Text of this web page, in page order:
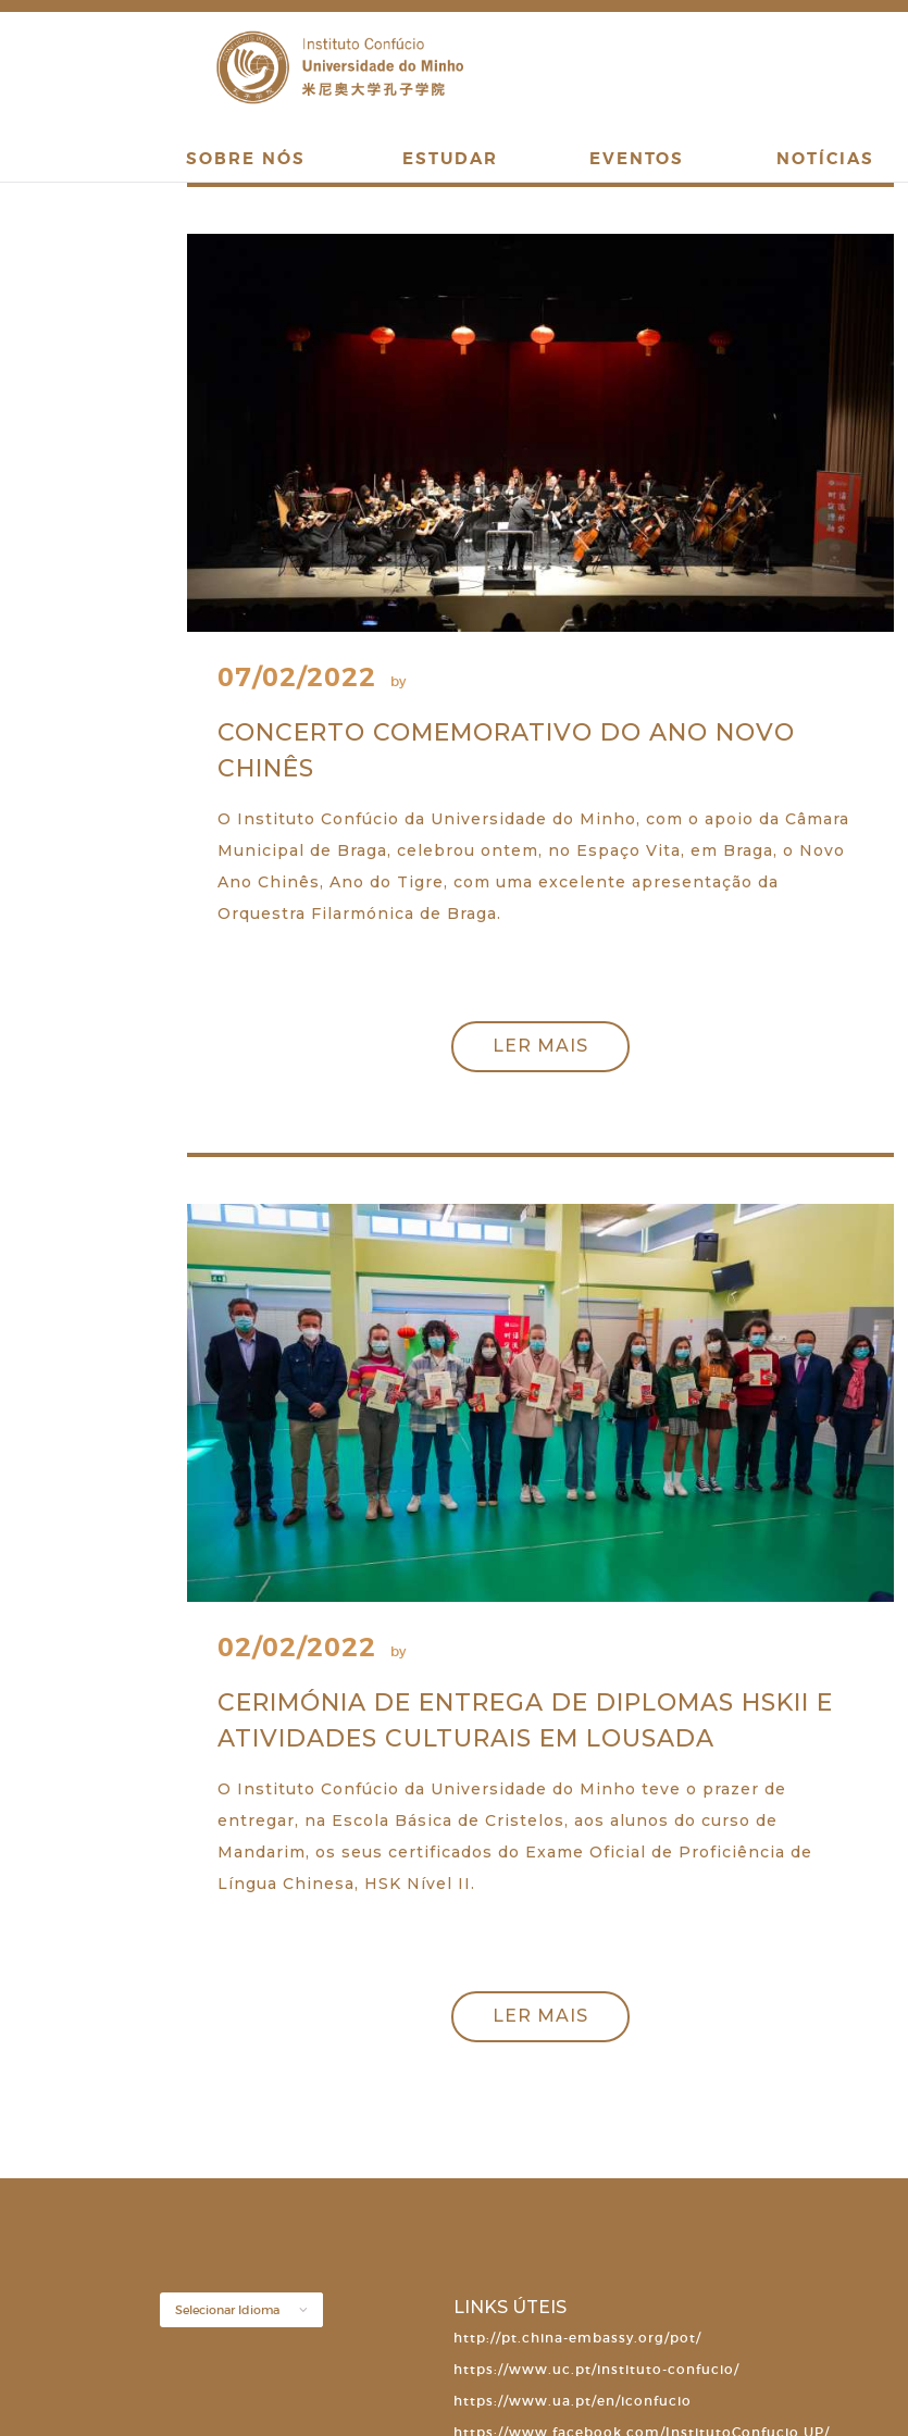
SOBRE NÓS ESTUDAR EVENTOS NOTÍCIAS
07/02/2022 by
CONCERTO COMEMORATIVO DO ANO NOVO
CHINÊS
O Instituto Confúcio da Universidade do Minho, com o apoio da Câmara
Municipal de Braga, celebrou ontem, no Espaço Vita, em Braga, o Novo
Ano Chinês, Ano do Tigre, com uma excelente apresentação da
Orquestra Filarmónica de Braga.
LER MAIS
02/02/2022 by
CERIMÓNIA DE ENTREGA DE DIPLOMAS HSKII E
ATIVIDADES CULTURAIS EM LOUSADA
O Instituto Confúcio da Universidade do Minho teve o prazer de
entregar, na Escola Básica de Cristelos, aos alunos do curso de
Mandarim, os seus certificados do Exame Oficial de Proficiência de
Língua Chinesa, HSK Nível II.
LER MAIS
LINKS ÚTEIS
http://pt.china-embassy.org/pot/
https://www.uc.pt/instituto-confucio/
https://www.ua.pt/en/iconfucio
https://www.facebook.com/InstitutoConfucio.UP/